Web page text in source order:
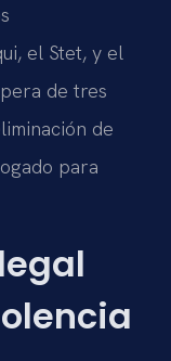
el Stet, y el
de tres
de
para